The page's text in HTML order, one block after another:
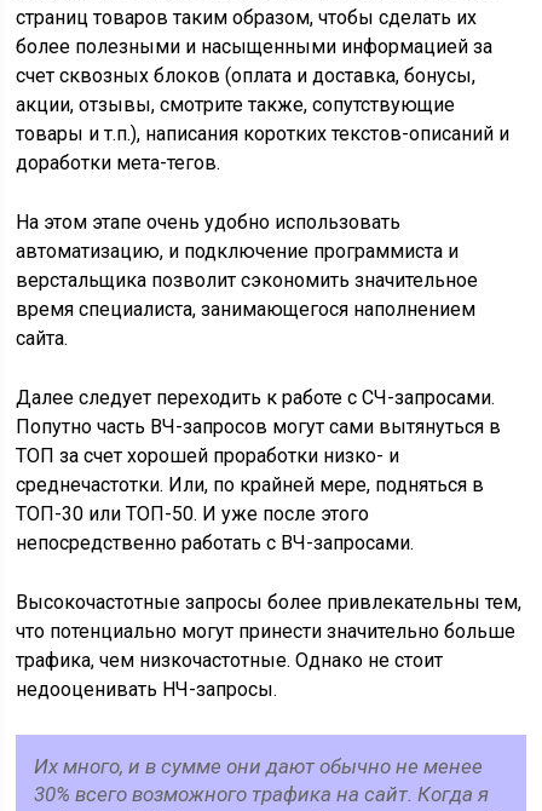
страниц товаров таким образом, чтобы сделать их
более полезными и насыщенными информацией за
счет сквозных блоков (оплата и доставка, бонусы,
акции, отзывы, смотрите также, сопутствующие
товары и т.п.), написания коротких текстов-описаний и
доработки мета-тегов.
На этом этапе очень удобно использовать
автоматизацию, и подключение программиста и
верстальщика позволит сэкономить значительное
время специалиста, занимающегося наполнением
сайта.
Далее следует переходить к работе с СЧ-запросами.
Попутно часть ВЧ-запросов могут сами вытянуться в
ТОП за счет хорошей проработки низко- и
среднечастотки. Или, по крайней мере, подняться в
ТОП-30 или ТОП-50. И уже после этого
непосредственно работать с ВЧ-запросами.
Высокочастотные запросы более привлекательны тем,
что потенциально могут принести значительно больше
трафика, чем низкочастотные. Однако не стоит
недооценивать НЧ-запросы.
Их много, и в сумме они дают обычно не менее
30% всего возможного трафика на сайт. Когда я